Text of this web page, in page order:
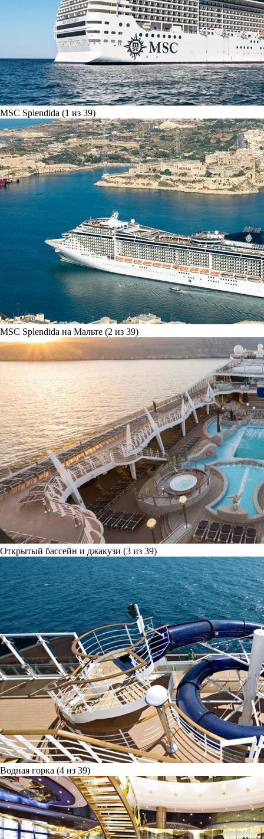
MSC Splendida (1 из 39)
MSC Splendida на Мальте (2 из 39)
Открытый бассейн и джакузи (3 из 39)
Водная горка (4 из 39)